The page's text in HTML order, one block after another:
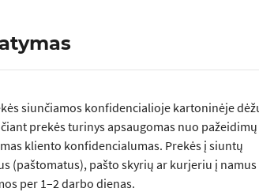
siunčiamos konfidencialioje kartoninėje
prekės turinys apsaugomas nuo
kliento konfidencialumas. Prekės į siuntų
(paštomatus), pašto skyrių ar kurjeriu į namus
per 1–2 darbo dienas.